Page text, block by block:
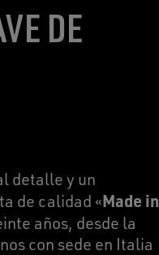
DE
detalle y un
de calidad «Made in
años, desde la
con sede en Italia